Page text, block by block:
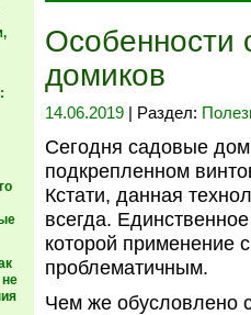
не
Особенности
домиков
14.06.2019 | Раздел:
Сегодня садовые
подкрепленном
Кстати, данная
всегда.
которой применение
проблематичным.
Чем же обусловлено